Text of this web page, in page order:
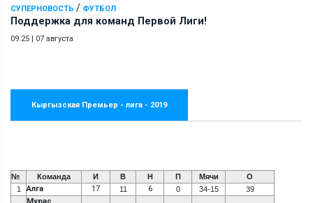
СУПЕРНОВОСТЬ / ФУТБОЛ
Поддержка для команд Первой Лиги!
09:25 | 07 августа
Кыргызская Премьер - лига - 2019
№ Команда И В Н П Мячи
О
1
Алга 17 11 6 0 34-15 39
Мурас